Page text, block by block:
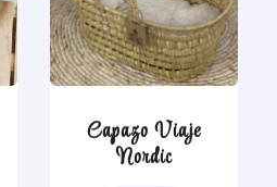
Capazo Viaje
Nordic